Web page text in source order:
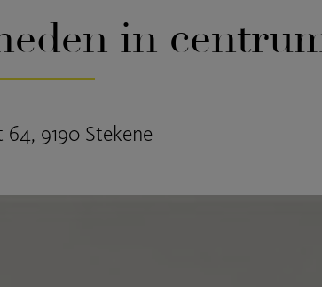
in
64, 9190 Stekene